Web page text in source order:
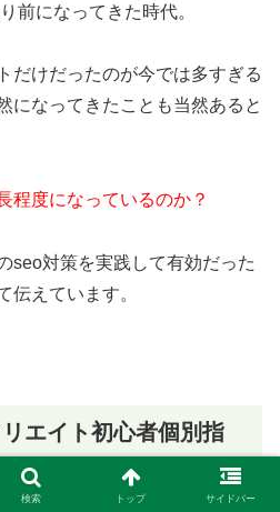
前になってきた時代。
だけだったのが今では多すぎる
になってきたことも当然あると
程度になっているのか？
seo対策を実践して有効だった
伝えています。
エイト初心者個別指
検索 トップ サイドバー